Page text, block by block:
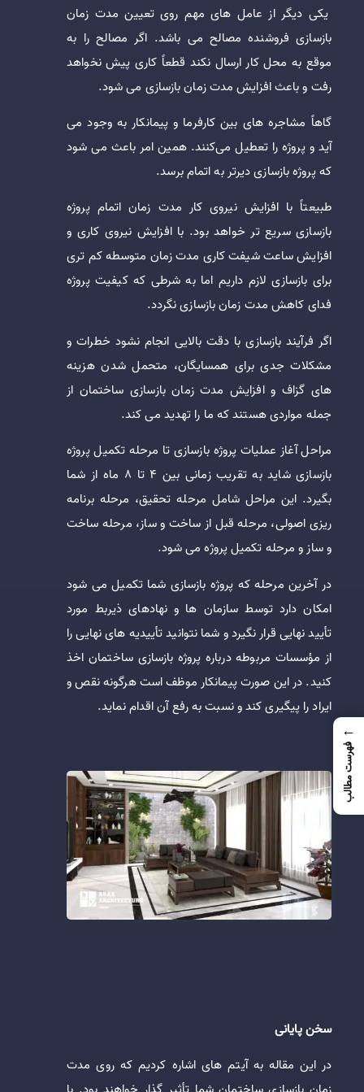
یکی دیگر از عامل های مهم روی تعیین مدت زمان
بازسازی فروشنده مصالح می باشد. اگر مصالح را به
موقع به محل کار ارسال نکند قطعاً کاری پیش نخواهد
رفت و باعث افزایش مدت زمان بازسازی می شود.
گاهاً مشاجره های بین کارفرما و پیمانکار به وجود می
آید و پروژه را تعطیل می‌کنند. همین امر باعث می شود
که پروژه بازسازی دیرتر به اتمام برسد.
طبیعتاً با افزایش نیروی کار مدت زمان اتمام پروژه
بازسازی سریع تر خواهد بود. با افزایش نیروی کاری و
افزایش ساعت شیفت کاری مدت زمان متوسطه کم تری
برای بازسازی لازم داریم اما به شرطی که کیفیت پروژه
فدای کاهش مدت زمان بازسازی نگردد.
اگر فرآیند بازسازی با دقت بالایی انجام نشود خطرات و
مشکلات جدی برای همسایگان، متحمل شدن هزینه
های گزاف و افزایش مدت زمان بازسازی ساختمان از
جمله مواردی هستند که ما را تهدید می کند.
مراحل آغاز عملیات پروژه بازسازی تا مرحله تکمیل پروژه
بازسازی شاید به تقریب زمانی بین ۴ تا ۸ ماه از شما
بگیرد. این مراحل شامل مرحله تحقیق، مرحله برنامه
ریزی اصولی، مرحله قبل از ساخت و ساز، مرحله ساخت
و ساز و مرحله تکمیل پروژه می شود.
در آخرین مرحله که پروژه بازسازی شما تکمیل می شود
امکان دارد توسط سازمان ها و نهادهای ذیربط مورد
تأیید نهایی قرار نگیرد و شما نتوانید تأییدیه های نهایی را
از مؤسسات مربوطه درباره پروژه بازسازی ساختمان اخذ
کنید. در این صورت پیمانکار موظف است هرگونه نقص و
ایراد را پیگیری کند و نسبت به رفع آن اقدام نماید.
سخن پایانی
در این مقاله به آیتم های اشاره کردیم که روی مدت
←
فهرست مطالب